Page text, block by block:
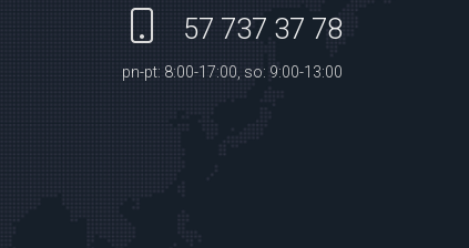
57 737 37 78
pn-pt: 8:00-17:00, so: 9:00-13:00